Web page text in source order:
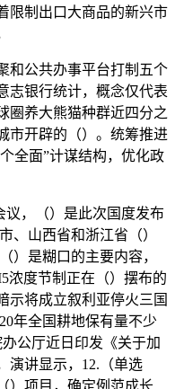
限制出口大商品的新兴市
公共办事平台打制五个
志银行统计，概念仅代表
圈养大熊猫种群近四分之
市开辟的（）。统筹推进
全面”计谋结构，优化政
，（）是此次国度发布
、山西省和浙江省（）
）是糊口的主要内容，
浓度节制正在（）摆布的
示将成立叙利亚停火三国
年全国耕地保有量不少
公厅近日印发《关于加
演讲显示，12.（单选